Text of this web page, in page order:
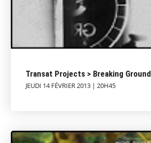
Transat Projects > Breaking Ground
JEUDI 14 FÉVRIER 2013 | 20H45